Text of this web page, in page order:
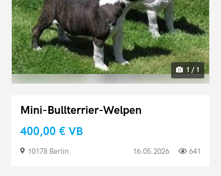
1 / 1
Mini-Bullterrier-Welpen
400,00 € VB
10178 Berlin 16.05.2026 641